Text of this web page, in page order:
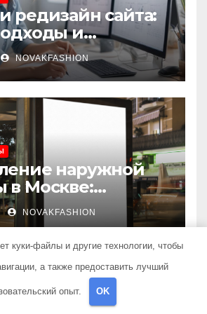
редизайн сайта:
и
требования
NOVAKFASHION
наружной
в Москве:
решения и
NOVAKFASHION
куки-файлы и другие технологии, чтобы
а также предоставить лучший
опыт. OK